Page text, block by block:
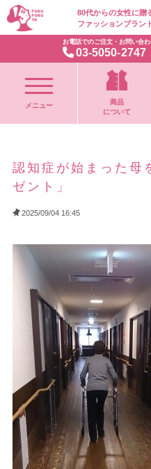
80代からの女性に贈
ファッションブラン
お電話でのご注文・お問い合
03-5050-2747
メニュー
商品
について
認知症が始まった母
ゼント」
2025/09/04 16:45